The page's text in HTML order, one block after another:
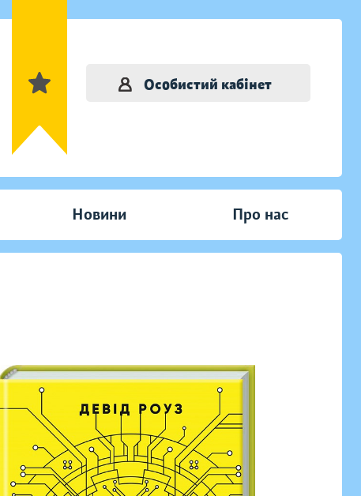
Особистий кабінет
Новини Про нас